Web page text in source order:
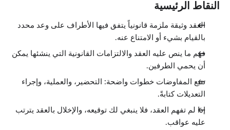
النقاط الرئيسية
العقد وثيقة ملزمة قانونياً يتفق فيها الأطراف على وعد محدد
بالقيام بشيء أو الامتناع عنه.
فهم ما ينص عليه العقد والالتزامات القانونية التي ينشئها يمكن
أن يحمي الطرفين.
تتبع المفاوضات خطوات واضحة: التحضير، والعملية، وإجراء
التعديلات كتابةً.
إذا لم تفهم العقد، فلا ينبغي لك توقيعه، والإخلال بالعقد يترتب
عليه عواقب.